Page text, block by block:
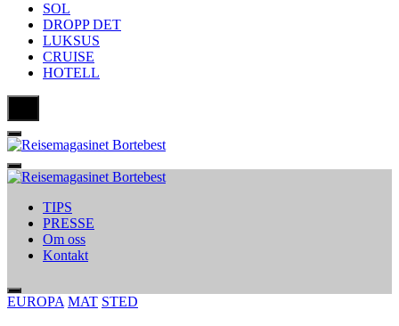
SOL
DROPP DET
LUKSUS
CRUISE
HOTELL
TIPS
PRESSE
Om oss
Kontakt
EUROPA MAT STED